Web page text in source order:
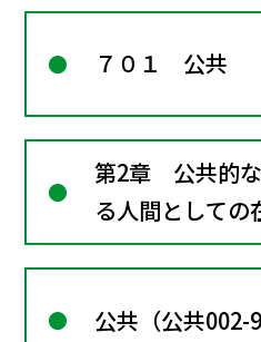
７０１ 公共
第2章 公共的
る人間としての
―共に生きるた
公共（公共002-